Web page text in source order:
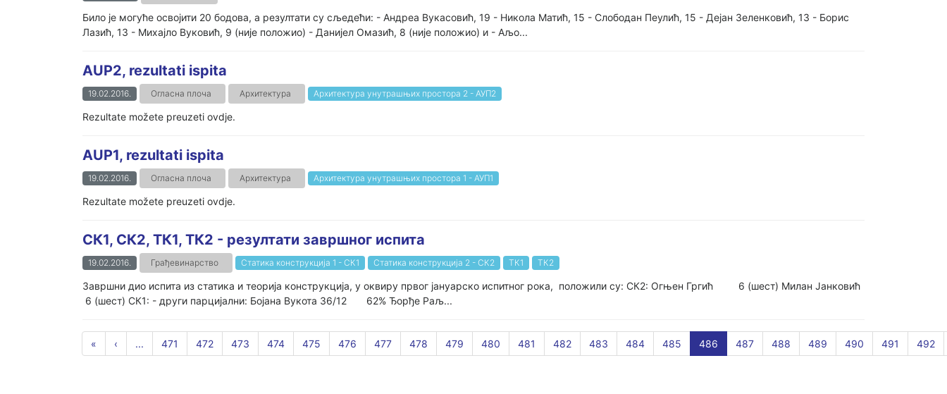
Било је могуће освојити 20 бодова, а резултати су сљедећи: - Андреа Вукасовић, 19 - Никола Матић, 15 - Слободан Пеулић, 15 - Дејан Зеленковић, 13 - Борис
Лазић, 13 - Михајло Вуковић, 9 (није положио) - Данијел Омазић, 8 (није положио) и - Аљо...
AUP2, rezultati ispita
19.02.2016. Огласна плоча Архитектура Архитектура унутрашњих простора 2 - АУП2
Rezultate možete preuzeti ovdje.
AUP1, rezultati ispita
19.02.2016. Огласна плоча Архитектура Архитектура унутрашњих простора 1 - АУП1
Rezultate možete preuzeti ovdje.
СК1, СК2, ТК1, ТК2 - резултати завршног испита
19.02.2016. Грађевинарство Статика конструкција 1 - СК1 Статика конструкција 2 - СК2 ТК1 ТК2
Завршни дио испита из статика и теорија конструкција, у оквиру првог јануарско испитног рока, положили су: СК2: Огњен Гргић 6 (шест) Милан Јанковић
6 (шест) СК1: - други парцијални: Бојана Вукота 36/12 62% Ђорђе Раљ...
« ‹ ... 471 472 473 474 475 476 477 478 479 480 481 482 483 484 485 486 487 488 489 490 491 492